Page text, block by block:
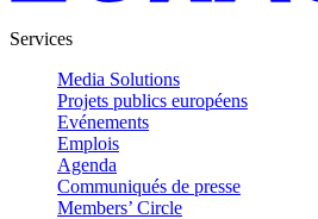
Services
Media Solutions
Projets publics européens
Evénements
Emplois
Agenda
Communiqués de presse
Members’ Circle